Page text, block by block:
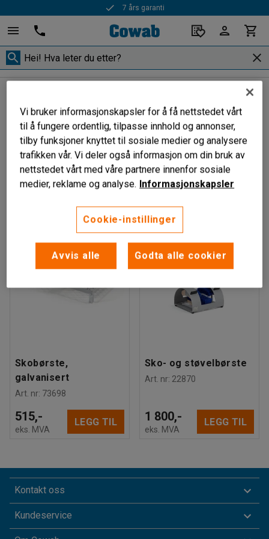
7 års garanti
Skobørster
Filtrer Sorter
Skobørste,
galvanisert
Art. nr: 73698
515,-
eks. MVA
LEGG TIL
Sko- og støvelbørste
Art. nr: 22870
1 800,-
eks. MVA
LEGG TIL
Kontakt oss
Kundeservice
Vi bruker informasjonskapsler for å få nettstedet vårt
til å fungere ordentlig, tilpasse innhold og annonser,
tilby funksjoner knyttet til sosiale medier og analysere
trafikken vår. Vi deler også informasjon om din bruk av
nettstedet vårt med våre partnere innenfor sosiale
medier, reklame og analyse. Informasjonskapsler
Cookie-instillinger
Avvis alle Godta alle cookier